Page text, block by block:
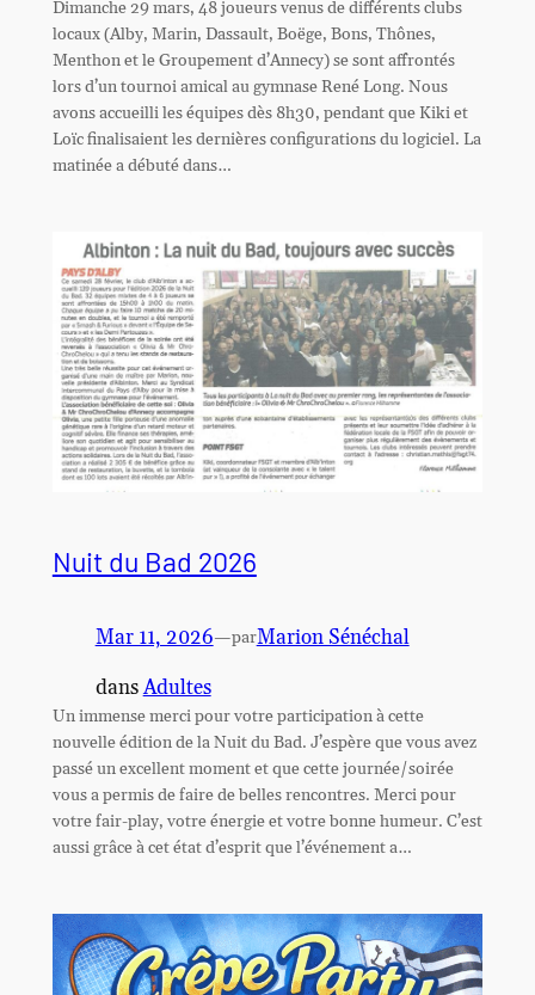
Dimanche 29 mars, 48 joueurs venus de différents clubs
locaux (Alby, Marin, Dassault, Boëge, Bons, Thônes,
Menthon et le Groupement d’Annecy) se sont affrontés
lors d’un tournoi amical au gymnase René Long. Nous
avons accueilli les équipes dès 8h30, pendant que Kiki et
Loïc finalisaient les dernières configurations du logiciel. La
matinée a débuté dans…
Nuit du Bad 2026
Mar 11, 2026—parMarion Sénéchal
dansAdultes
Un immense merci pour votre participation à cette
nouvelle édition de la Nuit du Bad. J’espère que vous avez
passé un excellent moment et que cette journée/soirée
vous a permis de faire de belles rencontres. Merci pour
votre fair-play, votre énergie et votre bonne humeur. C’est
aussi grâce à cet état d’esprit que l’événement a…